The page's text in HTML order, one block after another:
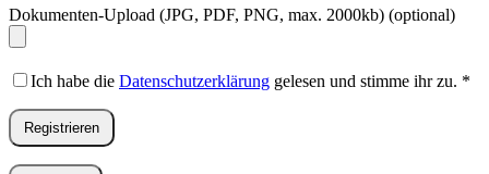
Dokumenten-Upload (JPG, PDF, PNG, max. 2000kb) (optional)
Ich habe die Datenschutzerklärung gelesen und stimme ihr zu. *
Registrieren